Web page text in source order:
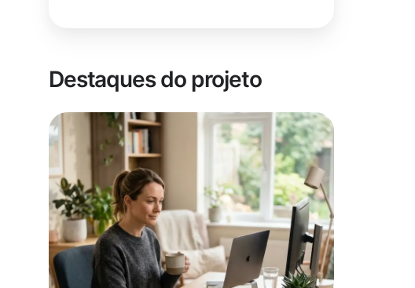
Destaques do projeto